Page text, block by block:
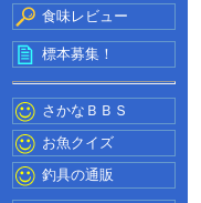
食味レビュー
標本募集！
さかなＢＢＳ
お魚クイズ
釣具の通販